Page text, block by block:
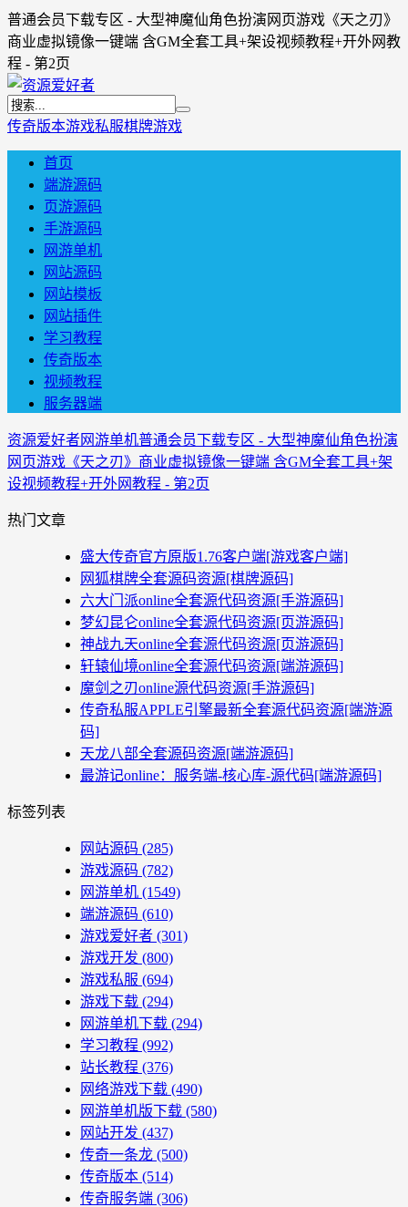
普通会员下载专区 - 大型神魔仙角色扮演网页游戏《天之刃》
商业虚拟镜像一键端 含GM全套工具+架设视频教程+开外网教
程 - 第2页
传奇版本游戏私服棋牌游戏
首页
端游源码
页游源码
手游源码
网游单机
网站源码
网站模板
网站插件
学习教程
传奇版本
视频教程
服务器端
资源爱好者网游单机普通会员下载专区 - 大型神魔仙角色扮演
网页游戏《天之刃》商业虚拟镜像一键端 含GM全套工具+架
设视频教程+开外网教程 - 第2页
热门文章
盛大传奇官方原版1.76客户端[游戏客户端]
网狐棋牌全套源码资源[棋牌源码]
六大门派online全套源代码资源[手游源码]
梦幻昆仑online全套源代码资源[页游源码]
神战九天online全套源代码资源[页游源码]
轩辕仙境online全套源代码资源[端游源码]
魔剑之刃online源代码资源[手游源码]
传奇私服APPLE引擎最新全套源代码资源[端游源
码]
天龙八部全套源码资源[端游源码]
最游记online：服务端-核心库-源代码[端游源码]
标签列表
网站源码 (285)
游戏源码 (782)
网游单机 (1549)
端游源码 (610)
游戏爱好者 (301)
游戏开发 (800)
游戏私服 (694)
游戏下载 (294)
网游单机下载 (294)
学习教程 (992)
站长教程 (376)
网络游戏下载 (490)
网游单机版下载 (580)
网站开发 (437)
传奇一条龙 (500)
传奇版本 (514)
传奇服务端 (306)